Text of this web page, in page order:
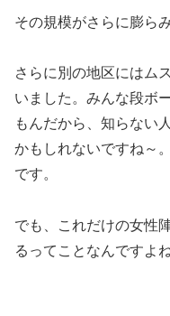
その規模がさらに膨ら
さらに別の地区にはム
いました。みんな段ボ
もんだから、知らない
かもしれないですね～
です。
でも、これだけの女性
るってことなんですよ